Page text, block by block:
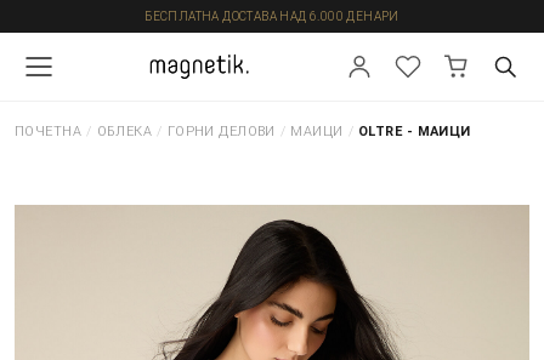
БЕСПЛАТНА ДОСТАВА НАД 6.000 ДЕНАРИ
ПОЧЕТНА / ОБЛЕКА / ГОРНИ ДЕЛОВИ / МАИЦИ / OLTRE - МАИЦИ